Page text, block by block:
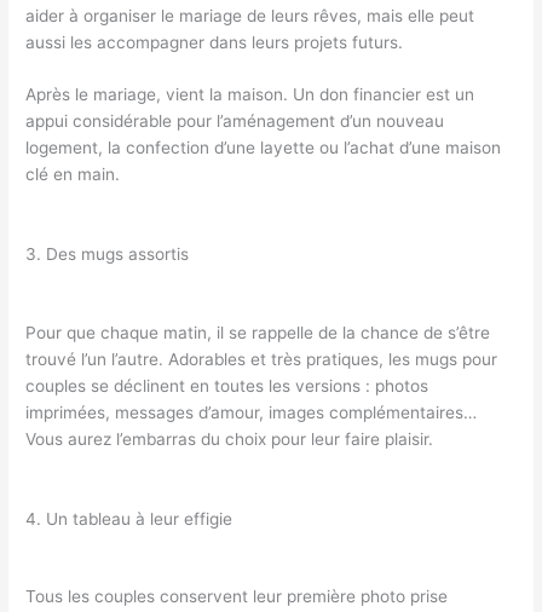
aider à organiser le mariage de leurs rêves, mais elle peut
aussi les accompagner dans leurs projets futurs.
Après le mariage, vient la maison. Un don financier est un
appui considérable pour l’aménagement d’un nouveau
logement, la confection d’une layette ou l’achat d’une maison
clé en main.
3. Des mugs assortis
Pour que chaque matin, il se rappelle de la chance de s’être
trouvé l’un l’autre. Adorables et très pratiques, les mugs pour
couples se déclinent en toutes les versions : photos
imprimées, messages d’amour, images complémentaires…
Vous aurez l’embarras du choix pour leur faire plaisir.
4. Un tableau à leur effigie
Tous les couples conservent leur première photo prise